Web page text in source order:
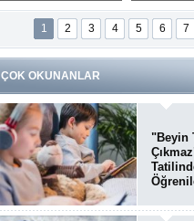
Gilaburu meyvesi
kanserden koruyor
deprem:
bin 203'e
1 2 3 4 5 6 7
ÇOK OKUNANLAR
"Beyin